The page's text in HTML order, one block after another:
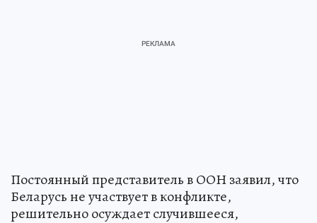
Постоянный представитель в ООН заявил, что
Беларусь не участвует в конфликте,
решительно осуждает случившееся,